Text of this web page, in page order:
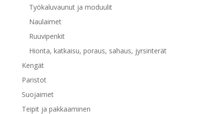
Työkaluvaunut ja moduulit
Naulaimet
Ruuvipenkit
Hionta, katkaisu, poraus, sahaus, jyrsinterät
Kengät
Paristot
Suojaimet
Teipit ja pakkaaminen